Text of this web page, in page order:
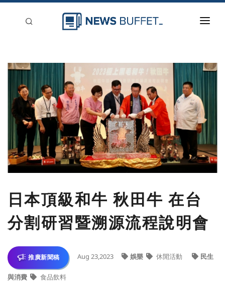
新聞稿分類
登入
刊登
日本頂級和牛 秋田牛 在台
分割研習暨溯源流程說明會
推廣新聞稿 Aug 23,2023 娛樂 休閒活動 民生
與消費 食品飲料